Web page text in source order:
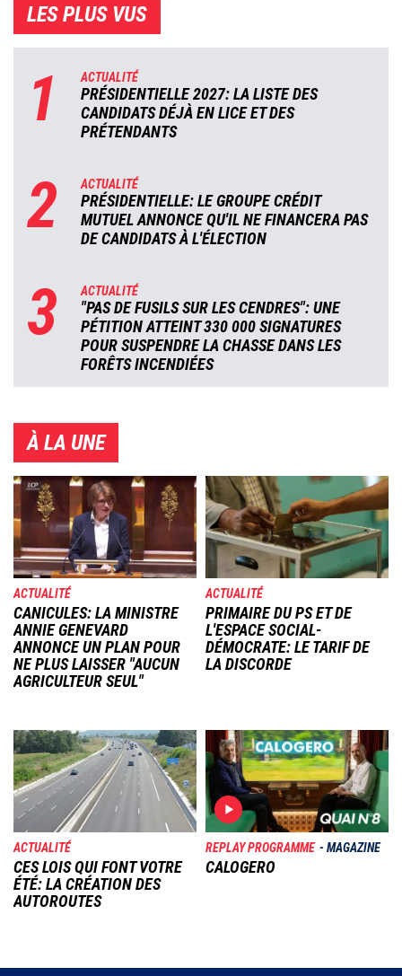
LES PLUS VUS
1 ACTUALITÉ
PRÉSIDENTIELLE 2027: LA LISTE DES
CANDIDATS DÉJÀ EN LICE ET DES
PRÉTENDANTS
2 ACTUALITÉ
PRÉSIDENTIELLE: LE GROUPE CRÉDIT
MUTUEL ANNONCE QU'IL NE FINANCERA PAS
DE CANDIDATS À L'ÉLECTION
3 ACTUALITÉ
"PAS DE FUSILS SUR LES CENDRES": UNE
PÉTITION ATTEINT 330 000 SIGNATURES
POUR SUSPENDRE LA CHASSE DANS LES
FORÊTS INCENDIÉES
À LA UNE
Image
ACTUALITÉ
CANICULES: LA MINISTRE
ANNIE GENEVARD
ANNONCE UN PLAN POUR
NE PLUS LAISSER "AUCUN
AGRICULTEUR SEUL"
Image
ACTUALITÉ
PRIMAIRE DU PS ET DE
L'ESPACE SOCIAL-
DÉMOCRATE: LE TARIF DE
LA DISCORDE
Image
ACTUALITÉ
CES LOIS QUI FONT VOTRE
ÉTÉ: LA CRÉATION DES
AUTOROUTES
Image
REPLAY PROGRAMME MAGAZINE
CALOGERO